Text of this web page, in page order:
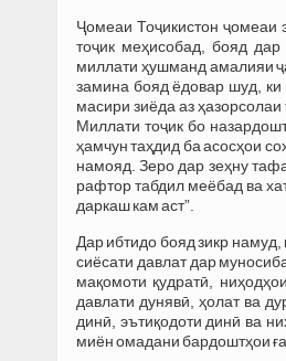
Ҷомеаи Тоҷикистон ҷомеаи
тоҷик меҳисобад, бояд
миллати ҳушманд амалияи
замина бояд ёдовар шуд,
масири зиёда аз
Миллати тоҷик бо
ҳамчун таҳдид ба асосҳои
намояд. Зеро дар зеҳну
рафтор табдил меёбад ва
даркаш кам аст”.
Дар ибтидо бояд зикр
сиёсати давлат дар
мақомоти қудратӣ,
давлати дунявӣ, ҳолат ва
динӣ, эътиқодоти динӣ ва
миён омадани бардоштҳои